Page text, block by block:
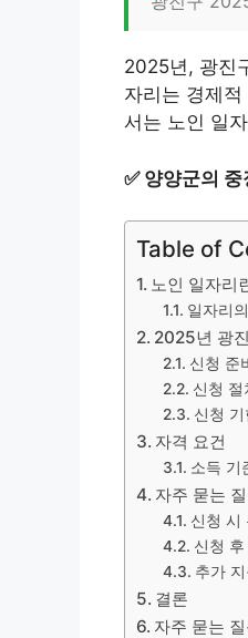
2025년, 광진
자리는 경제
서는 노인 일
✅ 양양군의
Table of
노인 일자리
일자리
2025년 광
신청 준
신청 절
신청 기
자격 요건
소득 기
자주 묻는
신청 시
신청
추가
결론
자주 묻는